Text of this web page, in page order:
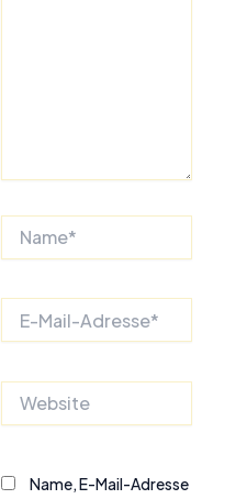
Mail-
Name, E-Mail-Adresse